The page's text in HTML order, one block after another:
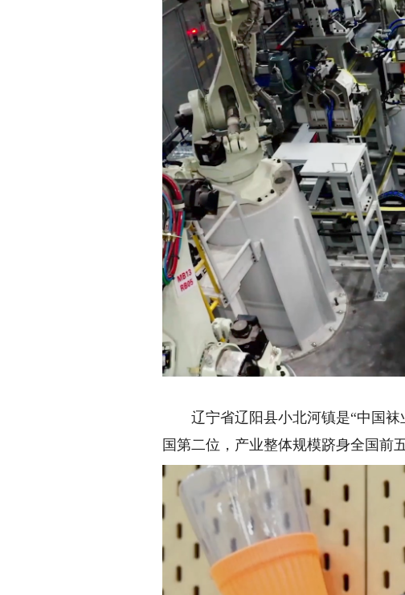
■
辽宁省辽阳县小北河镇是“中国袜
国第二位，产业整体规模跻身全国前五